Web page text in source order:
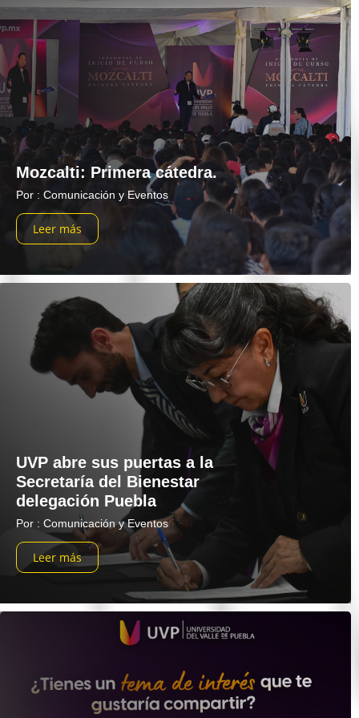
Mozcalti: Primera cátedra.
Por : Comunicación y Eventos
Leer más
UVP abre sus puertas a la
Secretaría del Bienestar
delegación Puebla
Por : Comunicación y Eventos
Leer más